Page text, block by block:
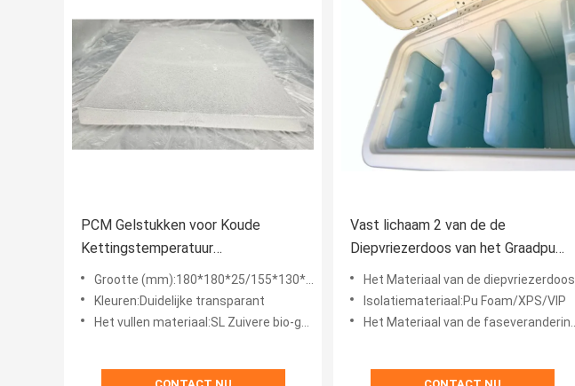
PCM Gelstukken voor Koude
Kettingstemperatuur
Gecontroleerde Oplossing voor
Logistieke Steun
Grootte (mm):180*180*25/155*130*25/190*190*30/160*130*30/500*400*30
Kleuren:Duidelijke transparant
Het vullen materiaal:SL Zuivere bio-gebaseerde PCMs
Vast lichaam 2 van de de
Diepvriezerdoos van het Graadpu
Schuim pp de Koude Ketting PCM
Het Materiaal van de diepvriezerdoos:Pp
Isolatiemateriaal:Pu Foam/XPS/VIP
Het Materiaal van de faseverandering:Het vaste lichaam/vloeistof bio-gebaseerde PCMs vulde HDPE Raad in